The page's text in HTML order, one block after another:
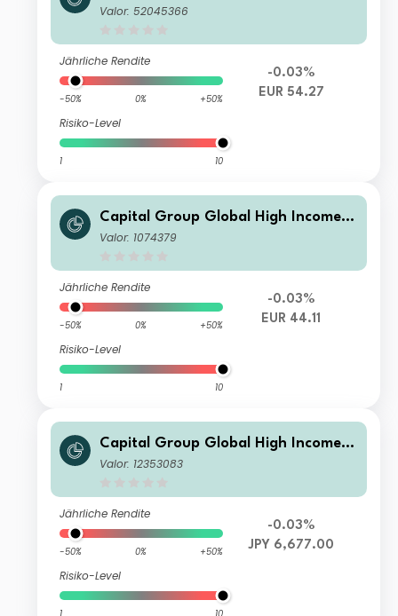
Opportunities (LUX) ZL
Valor: 52045366
Jährliche Rendite
-50% 0% +50%
Risiko-Level
1 10
-0.03%
EUR 54.27
Capital Group Global High Income
Opportunities (LUX) B
Valor: 1074379
Jährliche Rendite
-50% 0% +50%
Risiko-Level
1 10
-0.03%
EUR 44.11
Capital Group Global High Income
Opportunities (LUX) Cfdmh-JPY
Valor: 12353083
Jährliche Rendite
-50% 0% +50%
Risiko-Level
-0.03%
JPY 6,677.00